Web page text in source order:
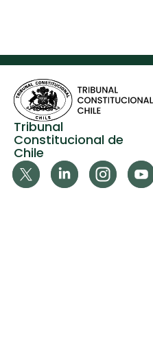
Tribunal
Constitucional de
Chile